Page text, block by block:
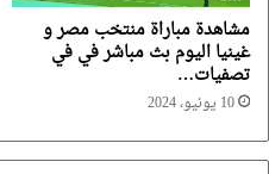
مشاهدة مباراة منتخب مصر و
غينيا اليوم بث مباشر في في
تصفيات…
10 يونيو، 2024